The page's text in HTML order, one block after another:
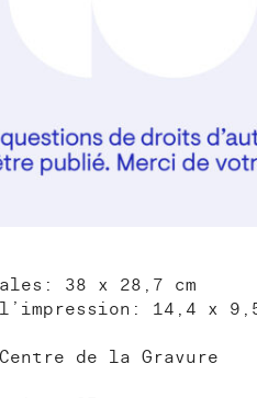
38 x 28,7 cm
l’impression: 14,4 x
de la Gravure